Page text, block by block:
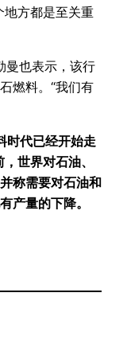
地方都是至关重
曼也表示，该行
燃料。“我们有
时代已经开始走
世界对石油、
称需要对石油和
产量的下降。